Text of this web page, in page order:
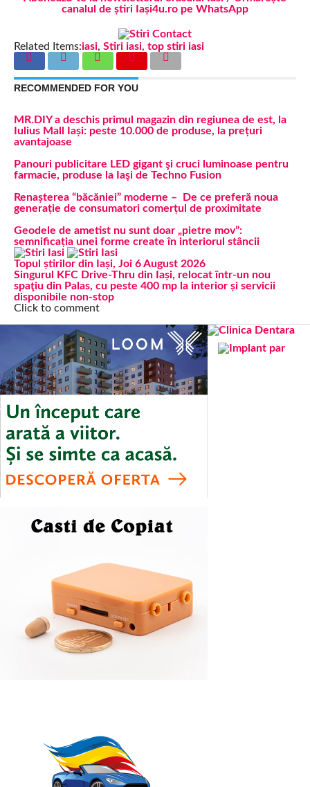
canalul de știri Iași4u.ro pe WhatsApp
Related Items:iasi, Stiri iasi, top stiri iasi
RECOMMENDED FOR YOU
MR.DIY a deschis primul magazin din regiunea de est, la
Iulius Mall Iași: peste 10.000 de produse, la prețuri
avantajoase
Panouri publicitare LED gigant şi cruci luminoase pentru
farmacie, produse la Iaşi de Techno Fusion
Renașterea “băcăniei” moderne – De ce preferă noua
generație de consumatori comerțul de proximitate
Geodele de ametist nu sunt doar „pietre mov”:
semnificația unei forme create în interiorul stâncii
Topul știrilor din Iași, Joi 6 August 2026
Singurul KFC Drive-Thru din Iași, relocat într-un nou
spaţiu din Palas, cu peste 400 mp la interior și servicii
disponibile non-stop
Click to comment